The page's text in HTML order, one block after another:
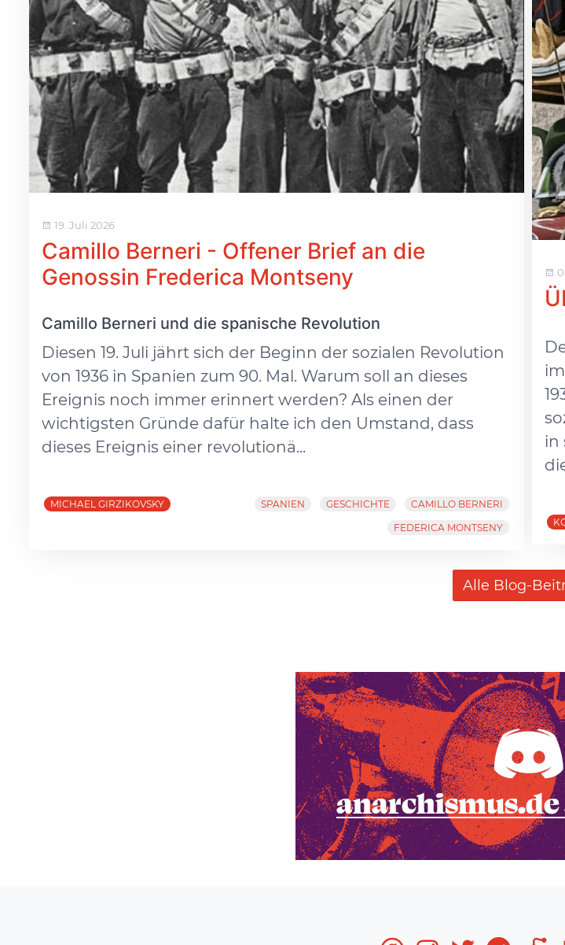
19. Juli 2026
Camillo Berneri - Offener Brief an die
Genossin Frederica Montseny
Camillo Berneri und die spanische Revolution
Diesen 19. Juli jährt sich der Beginn der sozialen Revolution
von 1936 in Spanien zum 90. Mal. Warum soll an dieses
Ereignis noch immer erinnert werden? Als einen der
wichtigsten Gründe dafür halte ich den Umstand, dass
dieses Ereignis einer revolutionä...
MICHAEL GIRZIKOVSKY SPANIEN GESCHICHTE
CAMILLO BERNERI
FEDERICA MONTSENY
in
Alle Blog-